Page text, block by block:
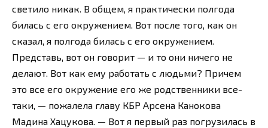
светило никак. В общем, я практически полгода
билась с его окружением. Вот после того, как он
сказал, я полгода билась с его окружением.
Представь, вот он говорит — и то они ничего не
делают. Вот как ему работать с людьми? Причем
это все его окружение его же родственники все-
таки, — пожалела главу КБР Арсена Канокова
Мадина Хацукова. — Вот я первый раз погрузилась в